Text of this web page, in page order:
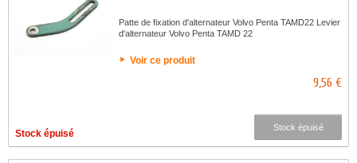
Patte de fixation d'alternateur Volvo Penta TAMD22 Levier
d'alternateur Volvo Penta TAMD 22
Voir ce produit
9,56 €
Stock épuisé
Stock épuisé